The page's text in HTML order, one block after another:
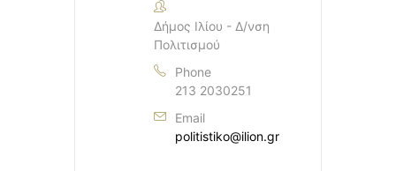
Δήμος Ιλίου - Δ/νση
Πολιτισμού
Phone
213 2030251
Email
politistiko@ilion.gr